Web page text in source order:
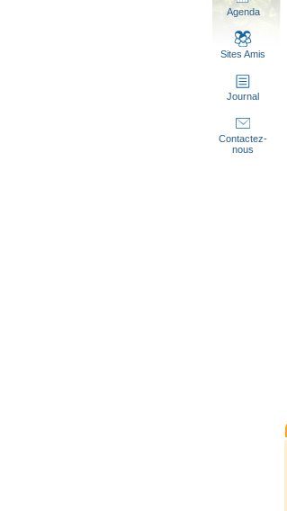
Agenda
Sites Amis
Journal
Contactez-
nous